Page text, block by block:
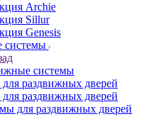
Archie
Sillur
Genesis
системы
системы
раздвижных дверей
раздвижных дверей
для раздвижных дверей